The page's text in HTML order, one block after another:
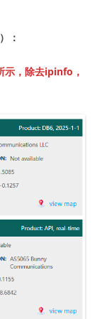
：
示，除去ipinfo，